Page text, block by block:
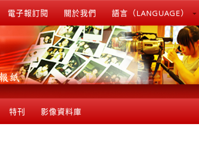
電子報訂閱 關於我們 語言（LANGUAGE）
特刊 影像資料庫